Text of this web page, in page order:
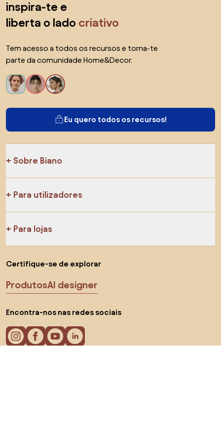
inspira-te e
liberta o lado criativo
Tem acesso a todos os recursos e torna-te
parte da comunidade Home&Decor.
Eu quero todos os recursos!
Sobre Biano
Para utilizadores
Para lojas
Certifique-se de explorar
ProdutosAI designer
Encontra-nos nas redes sociais